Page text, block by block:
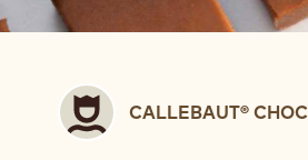
Callebaut®
CHOCOLATE
CALLEBAUT®